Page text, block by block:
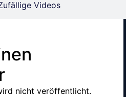
Videos
nicht veröffentlicht.